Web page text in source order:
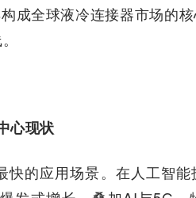
成全球液冷连接器市场的
心现状
的应用场景。在人工智